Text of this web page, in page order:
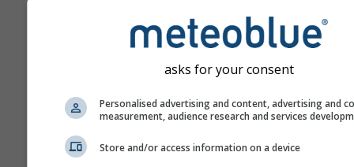
di previsione.
La previsione è generata
modelli "ensemble".
parametri
valutare la prevedibilità
previsioni in maniera più
asks for your consent
Personalised advertising and content, advertising and
measurement, audience research and services
Store and/or access information on a device